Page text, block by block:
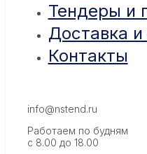
Тендеры и
Доставка и
Контакты
info@nstend.ru
Работаем по будням
с 8.00 до 18.00